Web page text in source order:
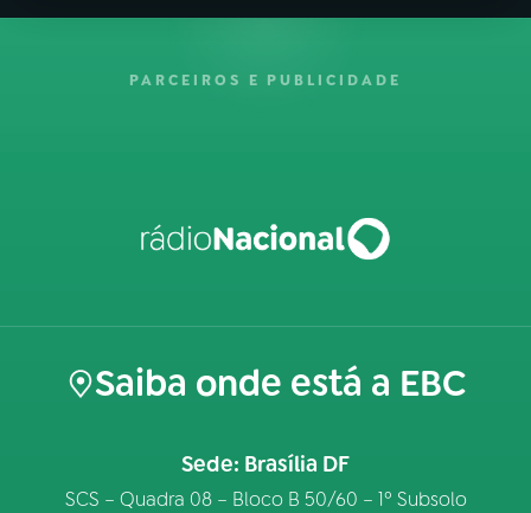
PARCEIROS E PUBLICIDADE
Saiba onde está a EBC
Sede: Brasília DF
SCS – Quadra 08 – Bloco B 50/60 – 1º Subsolo